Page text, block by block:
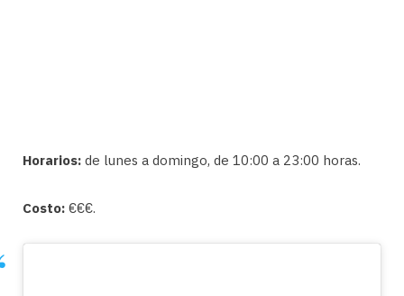
Horarios: de lunes a domingo, de 10:00 a 23:00 horas.
Costo: €€€.